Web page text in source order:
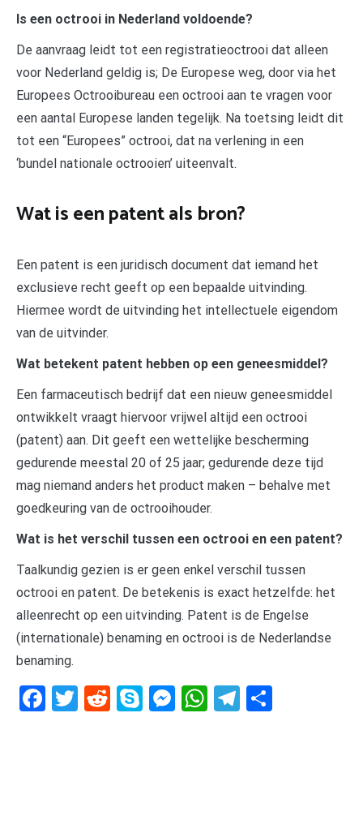
Is een octrooi in Nederland voldoende?
De aanvraag leidt tot een registratieoctrooi dat alleen
voor Nederland geldig is; De Europese weg, door via het
Europees Octrooibureau een octrooi aan te vragen voor
een aantal Europese landen tegelijk. Na toetsing leidt dit
tot een “Europees” octrooi, dat na verlening in een
‘bundel nationale octrooien’ uiteenvalt.
Wat is een patent als bron?
Een patent is een juridisch document dat iemand het
exclusieve recht geeft op een bepaalde uitvinding.
Hiermee wordt de uitvinding het intellectuele eigendom
van de uitvinder.
Wat betekent patent hebben op een geneesmiddel?
Een farmaceutisch bedrijf dat een nieuw geneesmiddel
ontwikkelt vraagt hiervoor vrijwel altijd een octrooi
(patent) aan. Dit geeft een wettelijke bescherming
gedurende meestal 20 of 25 jaar; gedurende deze tijd
mag niemand anders het product maken – behalve met
goedkeuring van de octrooihouder.
Wat is het verschil tussen een octrooi en een patent?
Taalkundig gezien is er geen enkel verschil tussen
octrooi en patent. De betekenis is exact hetzelfde: het
alleenrecht op een uitvinding. Patent is de Engelse
(internationale) benaming en octrooi is de Nederlandse
benaming.
Facebook
Twitter
RedditSkypeMessenger
WhatsApp
Telegram